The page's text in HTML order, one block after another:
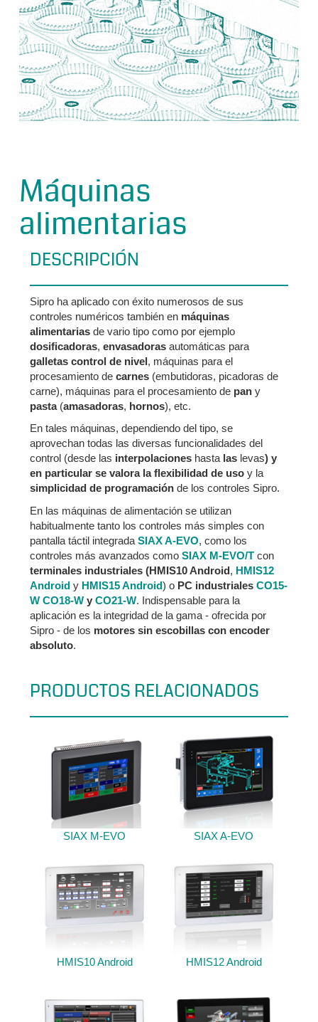
Máquinas
alimentarias
DESCRIPCIÓN
Sipro ha aplicado con éxito numerosos de sus
controles numéricos también en máquinas
alimentarias de vario tipo como por ejemplo
dosificadoras, envasadoras automáticas para
galletas control de nivel, máquinas para el
procesamiento de carnes (embutidoras, picadoras de
carne), máquinas para el procesamiento de pan y
pasta(amasadoras, hornos), etc.
En tales máquinas, dependiendo del tipo, se
aprovechan todas las diversas funcionalidades del
control (desde las interpolaciones hasta las levas) y
en particular se valora la flexibilidad de uso y la
simplicidad de programación de los controles Sipro.
En las máquinas de alimentación se utilizan
habitualmente tanto los controles más simples con
pantalla táctil integrada SIAX A-EVO, como los
controles más avanzados como SIAX M-EVO/T con
terminales industriales (HMIS10 Android, HMIS12
Android y HMIS15 Android) o PC industriales CO15-
W CO18-W y CO21-W. Indispensable para la
aplicación es la integridad de la gama - ofrecida por
Sipro - de los motores sin escobillas con encoder
absoluto.
PRODUCTOS RELACIONADOS
SIAX M-EVO SIAX A-EVO
HMIS10 Android HMIS12 Android